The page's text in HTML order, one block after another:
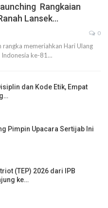
Rangkaian
Lansek…
0
rangka memeriahkan Hari Ulang
Indonesia ke-81…
dan Kode Etik, Empat
Pimpin Upacara Sertijab Ini
(TEP) 2026 dari IPB
ke…